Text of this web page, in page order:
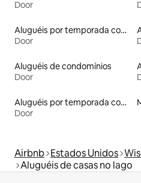
Door
Aluguéis por temporada com acesso à praia
Door
Aluguéis de condomínios
Door
Aluguéis por temporada com banheira de hidromassagem
Door
Airbnb Estados Unidos
Aluguéis de casas no lago